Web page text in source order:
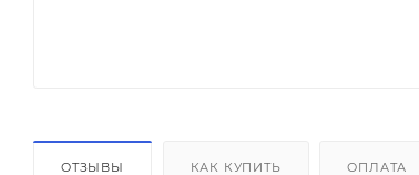
ОТЗЫВЫ КАК КУПИТЬ ОПЛАТА